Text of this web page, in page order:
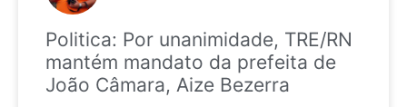
Politica: Por unanimidade, TRE/RN
mantém mandato da prefeita de
João Câmara, Aize Bezerra